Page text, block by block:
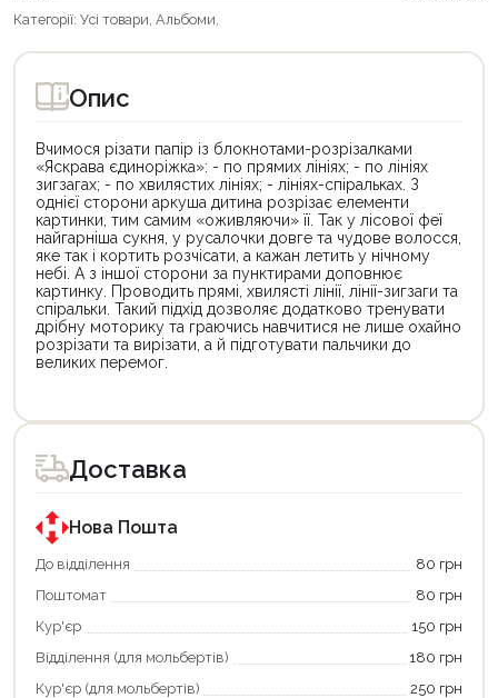
Категорії: Усі товари Альбоми
Опис
Вчимося різати папір із блокнотами-розрізалками
«Яскрава єдиноріжка»: - по прямих лініях; - по лініях
зигзагах; - по хвилястих лініях; - лініях-спіральках. З
однієї сторони аркуша дитина розрізає елементи
картинки, тим самим «оживляючи» її. Так у лісової феї
найгарніша сукня, у русалочки довге та чудове волосся,
яке так і кортить розчісати, а кажан летить у нічному
небі. А з іншої сторони за пунктирами доповнює
картинку. Проводить прямі, хвилясті лінії, лінії-зигзаги та
спіральки. Такий підхід дозволяє додатково тренувати
дрібну моторику та граючись навчитися не лише охайно
розрізати та вирізати, а й підготувати пальчики до
великих перемог.
товар
для
покупки
державною
програмою
єКнига.
Використовуйте
карту
щоб
зекономити
та
отримати
товар
для
покупки
державною
програмою
«Національний
кешбек».
покупку
«Національний
кешбек»
та
отримуйте
Доставка
Нова Пошта
До відділення
80 грн
Поштомат
80 грн
Кур'єр
150 грн
Відділення (для мольбертів)
180 грн
Кур'єр (для мольбертів)
250 грн